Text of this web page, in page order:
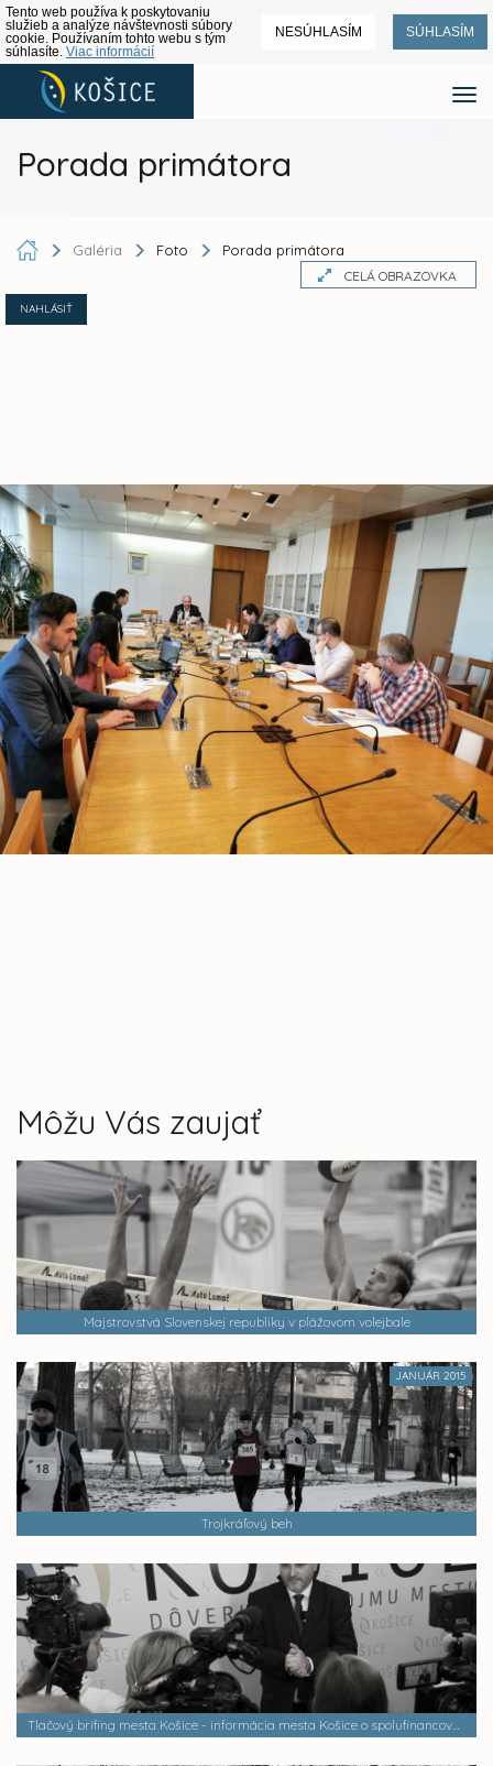
Tento web používa k poskytovaniu
služieb a analýze návštevnosti súbory
cookie. Používaním tohto webu s tým
súhlasíte. Viac informácií
NESÚHLASÍM SÚHLASÍM
Porada primátora
Galéria Foto Porada primátora
CELÁ OBRAZOVKA
NAHLÁSIŤ
Môžu Vás zaujať
Majstrovstvá Slovenskej republiky v plážovom volejbale
JANUÁR 2015
Trojkráľový beh
Tlačový brífing mesta Košice - informácia mesta Košice o spolufinancovaní mestských častí po rokovaní Rady starostov.